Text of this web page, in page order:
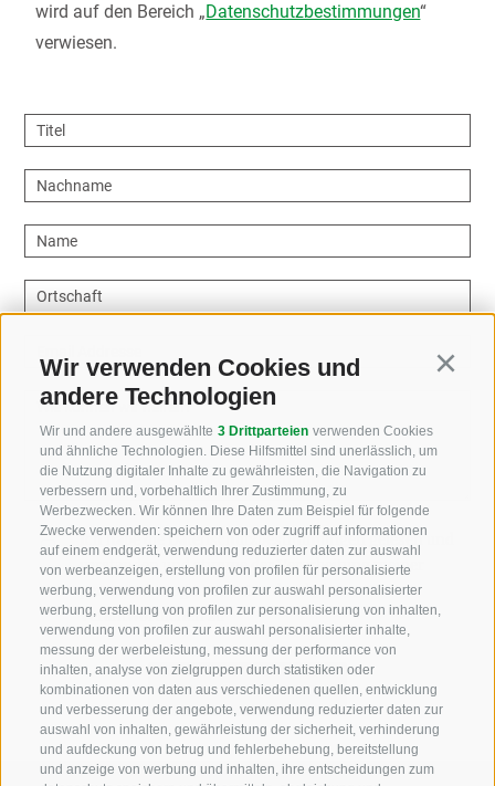
Wir verwenden Cookies und
andere Technologien
Wir und andere ausgewählte 3 Drittparteien verwenden Cookies
und ähnliche Technologien. Diese Hilfsmittel sind unerlässlich, um
die Nutzung digitaler Inhalte zu gewährleisten, die Navigation zu
verbessern und, vorbehaltlich Ihrer Zustimmung, zu
Werbezwecken. Wir können Ihre Daten zum Beispiel für folgende
Zwecke verwenden: speichern von oder zugriff auf informationen
auf einem endgerät, verwendung reduzierter daten zur auswahl
von werbeanzeigen, erstellung von profilen für personalisierte
werbung, verwendung von profilen zur auswahl personalisierter
werbung, erstellung von profilen zur personalisierung von inhalten,
verwendung von profilen zur auswahl personalisierter inhalte,
messung der werbeleistung, messung der performance von
inhalten, analyse von zielgruppen durch statistiken oder
kombinationen von daten aus verschiedenen quellen, entwicklung
und verbesserung der angebote, verwendung reduzierter daten zur
auswahl von inhalten, gewährleistung der sicherheit, verhinderung
und aufdeckung von betrug und fehlerbehebung, bereitstellung
und anzeige von werbung und inhalten, ihre entscheidungen zum
wird auf den Bereich „Datenschutzbestimmungen“
verwiesen.
Titel
Nachname
Name
Ortschaft
Wie können wir helfen?
Ich habe dieDatenschutzbestimmungengelesen und
verstanden und stimme der Verarbeitung meiner
personenbezogenen Daten durch den
Verantwortlichen zu